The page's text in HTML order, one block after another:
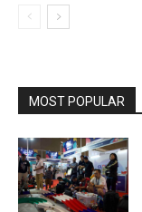
MOST POPULAR